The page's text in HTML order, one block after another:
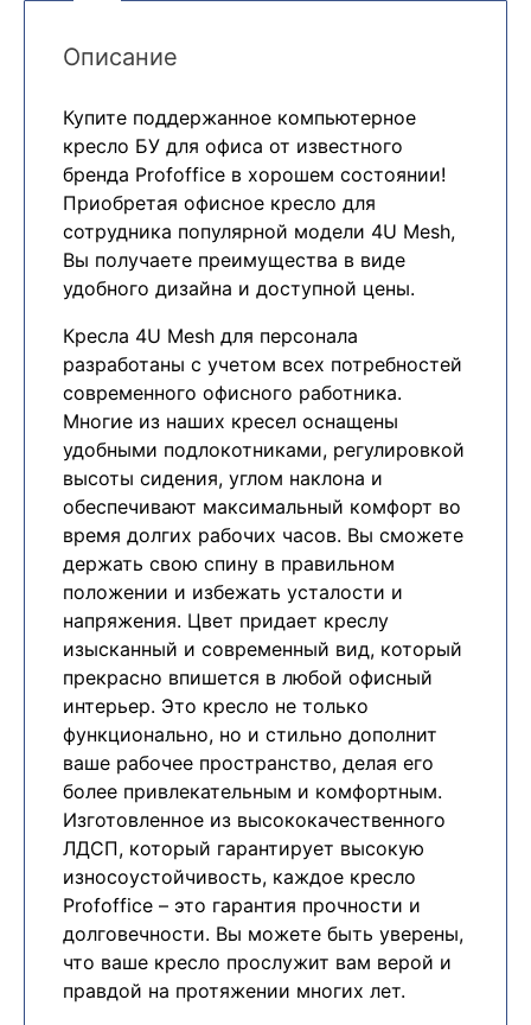
Описание
Купите поддержанное компьютерное
кресло БУ для офиса от известного
бренда Profoffice в хорошем состоянии!
Приобретая офисное кресло для
сотрудника популярной модели 4U Mesh,
Вы получаете преимущества в виде
удобного дизайна и доступной цены.
Кресла 4U Mesh для персонала
разработаны с учетом всех потребностей
современного офисного работника.
Многие из наших кресел оснащены
удобными подлокотниками, регулировкой
высоты сидения, углом наклона и
обеспечивают максимальный комфорт во
время долгих рабочих часов. Вы сможете
держать свою спину в правильном
положении и избежать усталости и
напряжения. Цвет придает креслу
изысканный и современный вид, который
прекрасно впишется в любой офисный
интерьер. Это кресло не только
функционально, но и стильно дополнит
ваше рабочее пространство, делая его
более привлекательным и комфортным.
Изготовленное из высококачественного
ЛДСП, который гарантирует высокую
износоустойчивость, каждое кресло
Profoffice – это гарантия прочности и
долговечности. Вы можете быть уверены,
что ваше кресло прослужит вам верой и
правдой на протяжении многих лет.